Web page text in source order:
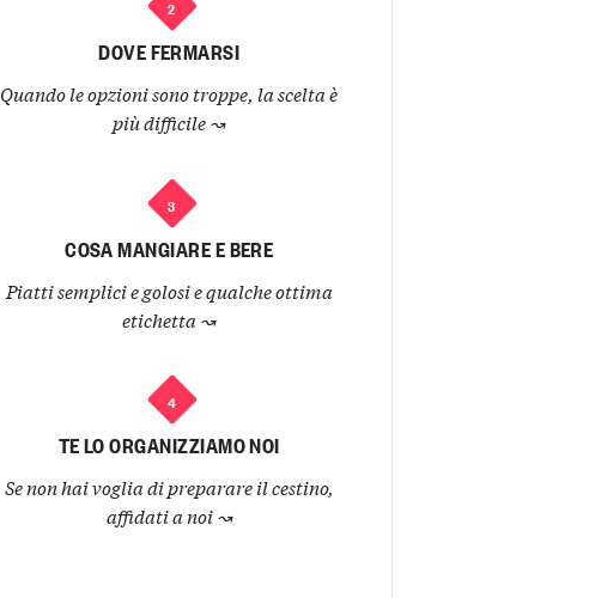
2
DOVE FERMARSI
Quando le opzioni sono troppe, la scelta è
più difficile↝
3
COSA MANGIARE E BERE
Piatti semplici e golosi e qualche ottima
etichetta ↝
4
TE LO ORGANIZZIAMO NOI
Se non hai voglia di preparare il cestino,
affidati a noi↝